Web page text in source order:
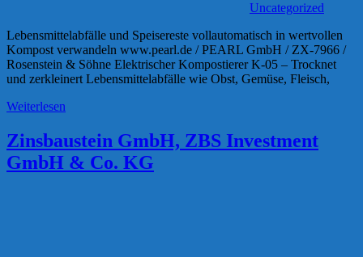
Uncategorized
Lebensmittelabfälle und Speisereste vollautomatisch in wertvollen
Kompost verwandeln www.pearl.de / PEARL GmbH / ZX-7966 /
Rosenstein & Söhne Elektrischer Kompostierer K-05 – Trocknet
und zerkleinert Lebensmittelabfälle wie Obst, Gemüse, Fleisch,
Weiterlesen
Zinsbaustein GmbH, ZBS Investment
GmbH & Co. KG